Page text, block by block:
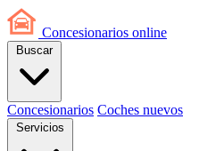
Concesionarios online
Buscar
Concesionarios Coches nuevos
Servicios